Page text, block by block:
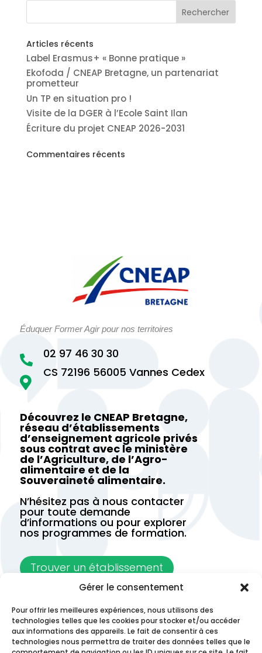
Gérer le consentement
Pour offrir les meilleures expériences, nous utilisons des
technologies telles que les cookies pour stocker et/ou accéder
aux informations des appareils. Le fait de consentir à ces
technologies nous permettra de traiter des données telles que le
Articles récents
Label Erasmus+ « Bonne pratique »
Ekofoda / CNEAP Bretagne, un partenariat
prometteur
Un TP en situation pro !
Visite de la DGER à l’Ecole Saint Ilan
Écriture du projet CNEAP 2026-2031
Commentaires récents
Éduquer Former Agir pour nos territoires


CS 72196 56005 Vannes Cedex
02 97 46 30 30
Découvrez le CNEAP Bretagne,
réseau d’établissements
d’enseignement agricole privés
sous contrat avec le ministère
de l’Agriculture, de l’Agro-
alimentaire et de la
Souveraineté alimentaire.
N’hésitez pas à nous contacter
pour toute demande
d’informations ou pour explorer
nos programmes de formation.
Trouver un établissement